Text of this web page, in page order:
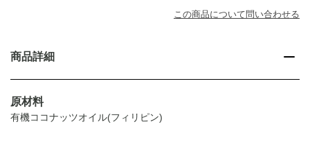
この商品について問い合わせる
商品詳細
原材料
有機ココナッツオイル(フィリピン)